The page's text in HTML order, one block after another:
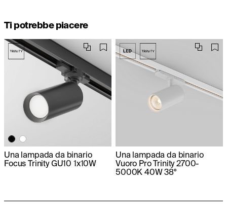
Ti potrebbe piacere
Una lampada da binario
Focus Trinity GU10 1х10W
Una lampada da binario
Vuoro Pro Trinity 2700-
5000K 40W 38°